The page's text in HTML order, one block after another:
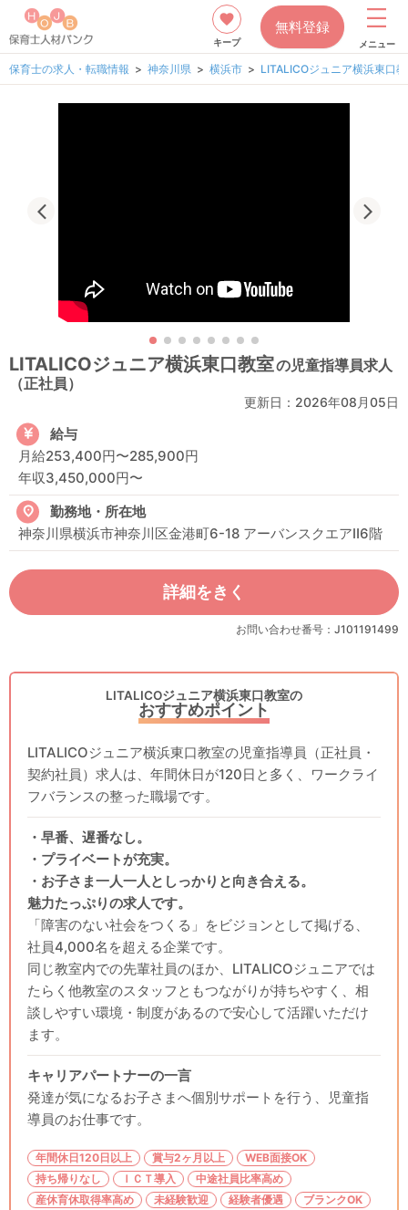
キープ
無料登録
メニュー
保育士の求人・転職情報 神奈川県 横浜市 LITALICOジュニア横浜東口
LITALICOジュニア横浜東口教室の児童指導員求人
（正社員）
更新日： 2026年08月05日
給与
月給253,400円〜285,900円
年収3,450,000円〜
勤務地・所在地
神奈川県横浜市神奈川区金港町6-18 アーバンスクエアⅡ6階
詳細をきく
お問い合わせ番号：J101191499
LITALICOジュニア横浜東口教室の
おすすめポイント
LITALICOジュニア横浜東口教室の児童指導員（正社員・
契約社員）求人は、年間休日が120日と多く、ワークライ
フバランスの整った職場です。
・早番、遅番なし。
・プライベートが充実。
・お子さま一人一人としっかりと向き合える。
魅力たっぷりの求人です。
「障害のない社会をつくる」をビジョンとして掲げる、
社員4,000名を超える企業です。
同じ教室内での先輩社員のほか、LITALICOジュニアでは
たらく他教室のスタッフともつながりが持ちやすく、相
談しやすい環境・制度があるので安心して活躍いただけ
ます。
キャリアパートナーの一言
発達が気になるお子さまへ個別サポートを行う、児童指
導員のお仕事です。
年間休日120日以上 賞与2ヶ月以上
WEB面接OK
持ち帰りなし
ＩＣＴ導入
中途社員比率高め
産休育休取得率高め
未経験歓迎 経験者優遇
ブランクOK